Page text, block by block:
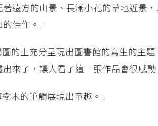
遠方的山景、長滿小花的草地近景
佳作。」
的上充分呈現出圖書館的寫生的主
來了，讓人看了這一張作品會很感動
木的筆觸展現出童趣。」